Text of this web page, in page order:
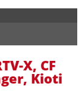
X, CF
Kioti